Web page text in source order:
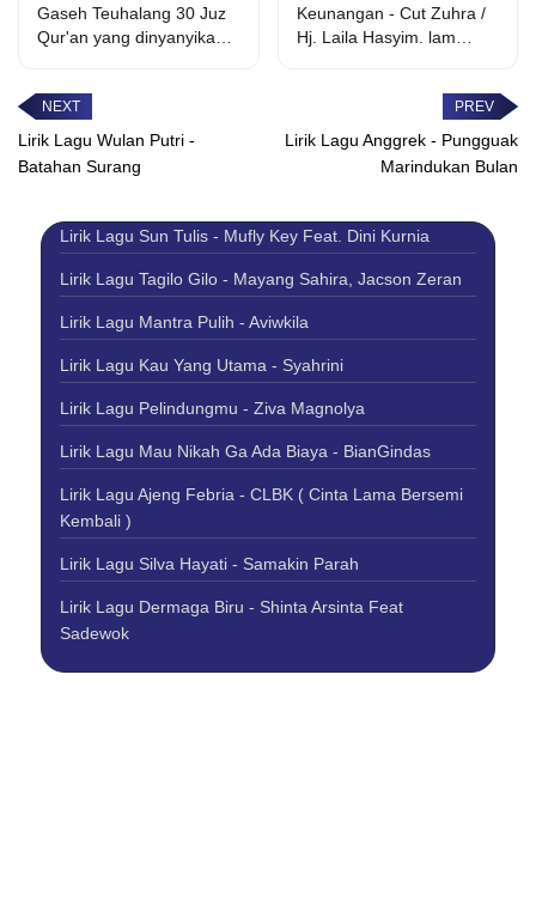
Auliza
Gaseh Teuhalang 30 Juz
Qur'an yang dinyanyikan
Keunangan - Cut Zuhra /
Hj. Laila Hasyim. lam
Lirik Lagu Wulan Putri -
Batahan Surang
Lirik Lagu Anggrek - Pungguak
Marindukan Bulan
Lirik Lagu Sun Tulis - Mufly Key Feat. Dini Kurnia
Lirik Lagu Tagilo Gilo - Mayang Sahira, Jacson Zeran
Lirik Lagu Mantra Pulih - Aviwkila
Lirik Lagu Kau Yang Utama - Syahrini
Lirik Lagu Pelindungmu - Ziva Magnolya
Lirik Lagu Mau Nikah Ga Ada Biaya - BianGindas
Lirik Lagu Ajeng Febria - CLBK ( Cinta Lama Bersemi
Kembali )
Lirik Lagu Silva Hayati - Samakin Parah
Lirik Lagu Dermaga Biru - Shinta Arsinta Feat
Sadewok